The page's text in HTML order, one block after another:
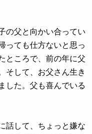
の父と向かい合ってい
っても仕方ないと思っ
ところで、前の年に父
そして、お父さん生き
した。父も喜んでいる
話して、ちょっと嫌な